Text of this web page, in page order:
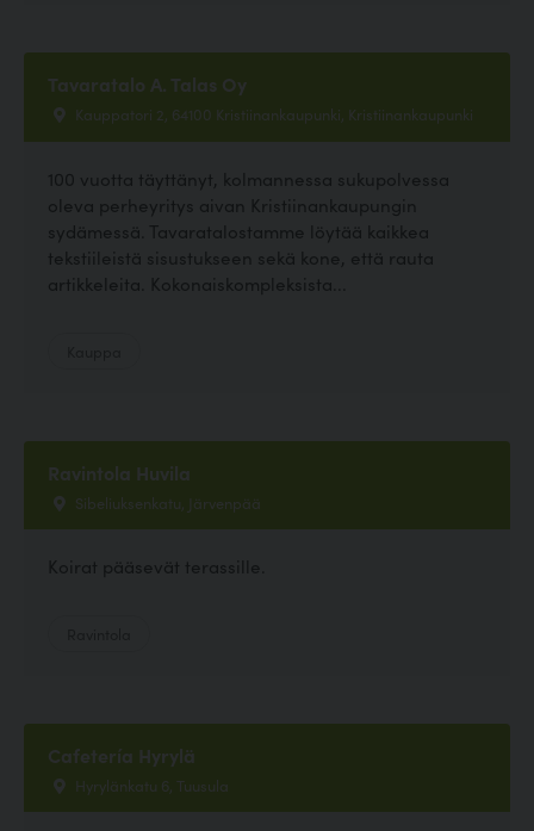
Tavaratalo A. Talas Oy
Kauppatori 2, 64100 Kristiinankaupunki, Kristiinankaupunki
100 vuotta täyttänyt, kolmannessa sukupolvessa
oleva perheyritys aivan Kristiinankaupungin
sydämessä. Tavaratalostamme löytää kaikkea
tekstiileistä sisustukseen sekä kone, että rauta
artikkeleita. Kokonaiskompleksista...
Ravintola Huvila
Sibeliuksenkatu, Järvenpää
Koirat pääsevät terassille.
Cafetería Hyrylä
Hyrylänkatu 6, Tuusula